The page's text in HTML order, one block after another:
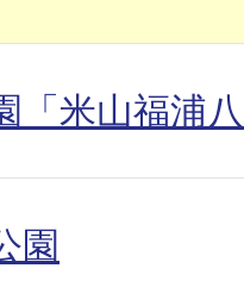
「米山福浦八
園